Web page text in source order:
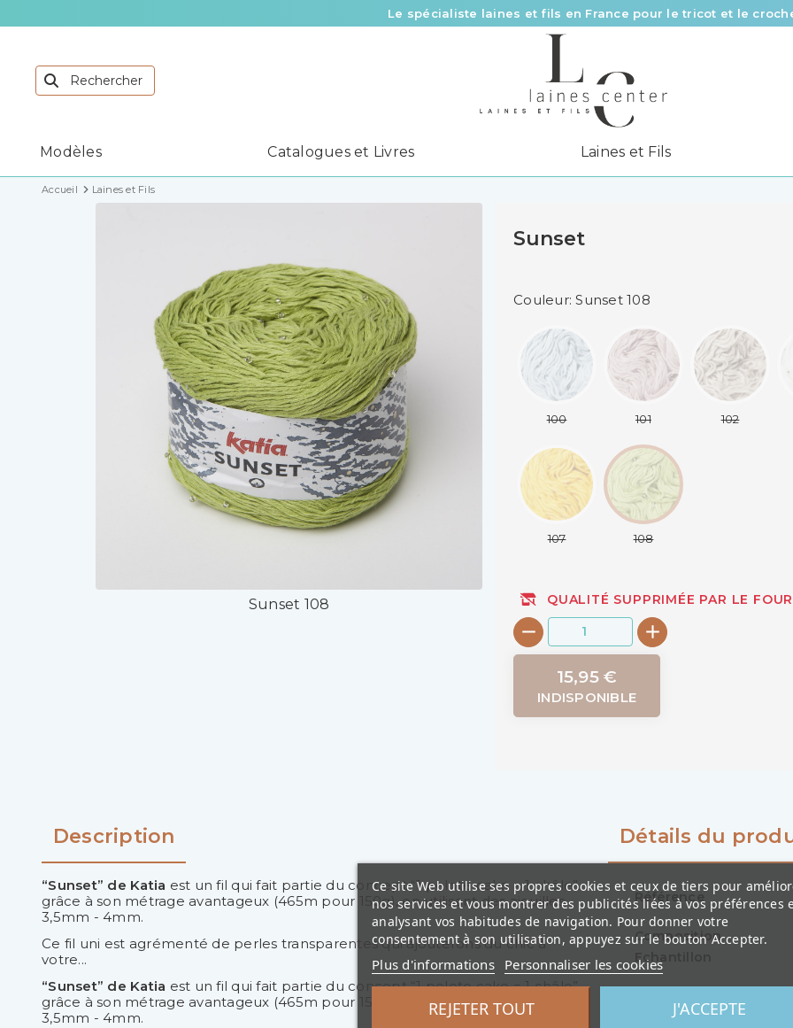
Le spécialiste laines et fils en France pour le tricot et le
Des fils de qualité à tous les prix pour toutes vos envies !
Livraison offerte à partir de 58 € d’achat
Modèles Catalogues et Livres Laines et Fils
Accueil Laines et Fils
Sunset 108
Sunset
Couleur: Sunset 108
100 101 102
107 108
QUALITÉ SUPPRIMÉE PAR LE
15,95 €
INDISPONIBLE
Description
“Sunset” de Katia est un fil qui fait partie du concept “1 pelote cake = 1 châle”
grâce à son métrage avantageux (465m pour 150g), en utilisant des aiguilles
3,5mm - 4mm.
Ce fil uni est agrémenté de perles transparentes qui ajouterons du chic à
votre...
“Sunset” de Katia est un fil qui fait partie du concept “1 pelote cake = 1 châle”
grâce à son métrage avantageux (465m pour 150g), en utilisant des aiguilles
3,5mm - 4mm.
Détails du
Référence
Composition
Echantillon
Crochet
Ce site Web utilise ses propres cookies et ceux de tiers pour
nos services et vous montrer des publicités liées à vos préférences
analysant vos habitudes de navigation. Pour donner votre
consentement à son utilisation, appuyez sur le bouton Accepter.
Plus d'informations Personnaliser les cookies
REJETER TOUT J'ACCEPTE